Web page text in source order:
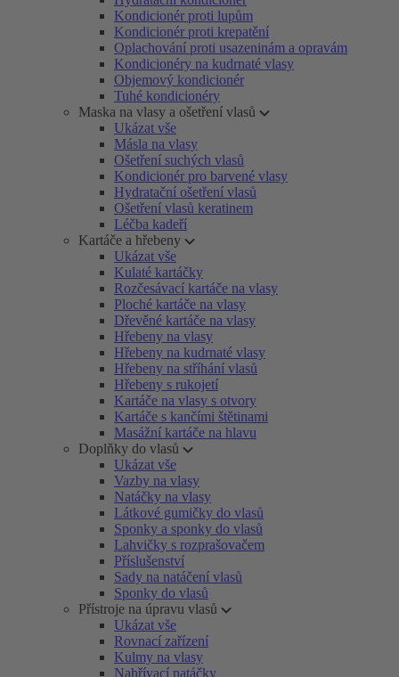
Kondicionér proti lupům
Kondicionér proti krepatění
Oplachování proti usazeninám a opravám
Kondicionéry na kudrnaté vlasy
Objemový kondicionér
Tuhé kondicionéry
Maska na vlasy a ošetření vlasů
Ukázat vše
Másla na vlasy
Ošetření suchých vlasů
Kondicionér pro barvené vlasy
Hydratační ošetření vlasů
Ošetření vlasů keratinem
Léčba kadeří
Kartáče a hřebeny
Ukázat vše
Kulaté kartáčky
Rozčesávací kartáče na vlasy
Ploché kartáče na vlasy
Dřevěné kartáče na vlasy
Hřebeny na vlasy
Hřebeny na kudrnaté vlasy
Hřebeny na stříhání vlasů
Hřebeny s rukojetí
Kartáče na vlasy s otvory
Kartáče s kančími štětinami
Masážní kartáče na hlavu
Doplňky do vlasů
Ukázat vše
Vazby na vlasy
Natáčky na vlasy
Látkové gumičky do vlasů
Sponky a sponky do vlasů
Lahvičky s rozprašovačem
Příslušenství
Sady na natáčení vlasů
Sponky do vlasů
Přístroje na úpravu vlasů
Ukázat vše
Rovnací zařízení
Kulmy na vlasy
Nahřívací natáčky